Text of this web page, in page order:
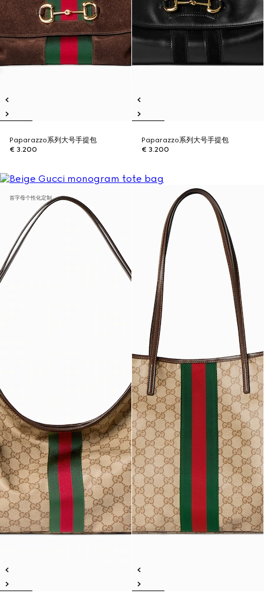
Paparazzo系列大号手提包
€ 3.200
Paparazzo系列大号手提包
€ 3.200
首字母个性化定制